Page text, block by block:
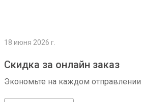
18 июня 2026 г.
Скидка за онлайн заказ
Экономьте на каждом отправлении